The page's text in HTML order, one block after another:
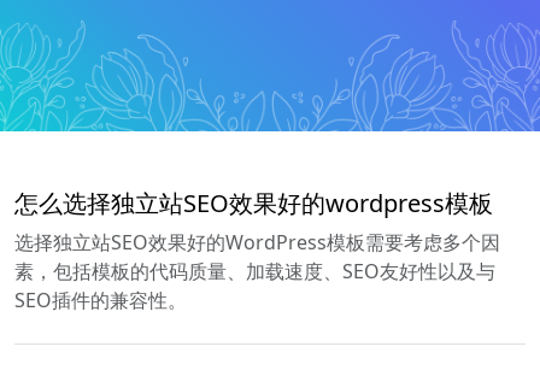
怎么选择独立站SEO效果好的wordpress模板
选择独立站SEO效果好的WordPress模板需要考虑多个因
素，包括模板的代码质量、加载速度、SEO友好性以及与
SEO插件的兼容性。